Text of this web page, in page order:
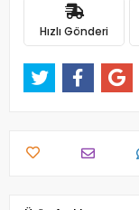
Hızlı Gönderi